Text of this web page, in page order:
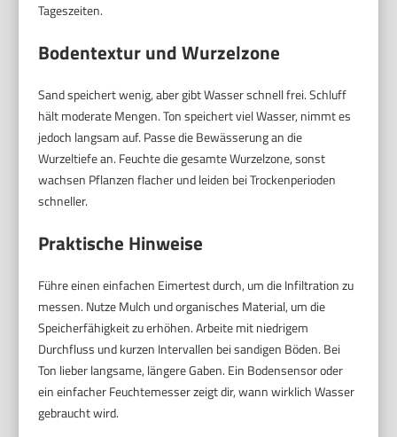
Tageszeiten.
Bodentextur und Wurzelzone
Sand speichert wenig, aber gibt Wasser schnell frei. Schluff
hält moderate Mengen. Ton speichert viel Wasser, nimmt es
jedoch langsam auf. Passe die Bewässerung an die
Wurzeltiefe an. Feuchte die gesamte Wurzelzone, sonst
wachsen Pflanzen flacher und leiden bei Trockenperioden
schneller.
Praktische Hinweise
Führe einen einfachen Eimertest durch, um die Infiltration zu
messen. Nutze Mulch und organisches Material, um die
Speicherfähigkeit zu erhöhen. Arbeite mit niedrigem
Durchfluss und kurzen Intervallen bei sandigen Böden. Bei
Ton lieber langsame, längere Gaben. Ein Bodensensor oder
ein einfacher Feuchtemesser zeigt dir, wann wirklich Wasser
gebraucht wird.